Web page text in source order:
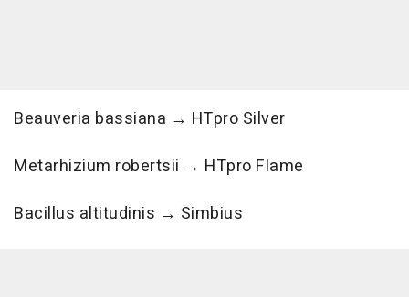
Beauveria bassiana → HTpro Silver
Metarhizium robertsii → HTpro Flame
Bacillus altitudinis → Simbius